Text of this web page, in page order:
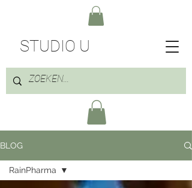
STUDIO U
BLOG
RainPharma